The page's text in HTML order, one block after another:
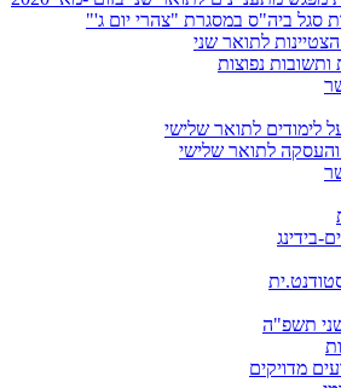
סגל ביה"ס במסגרת "צהרי יום ג'"
לתואר שני
נפוצות
לימודים לתואר שלישי
והעסקה לתואר שלישי
בידינג
תשפ"ה
מדויקים